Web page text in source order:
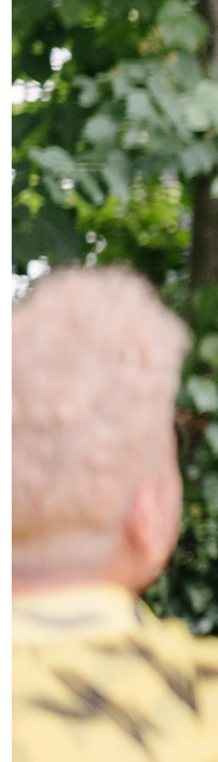
Hier krijg je echt ruimte om te groeien als arts.
Onderdelen
Teamspirit en
Je doet het zelf, maar je doet het
niet alleen! Binnen het Care4Life
programma krijg je de aandacht,
uitdaging en support die je nodig
hebt om het beste uit jezelf te
halen. Je bent onderdeel van onze